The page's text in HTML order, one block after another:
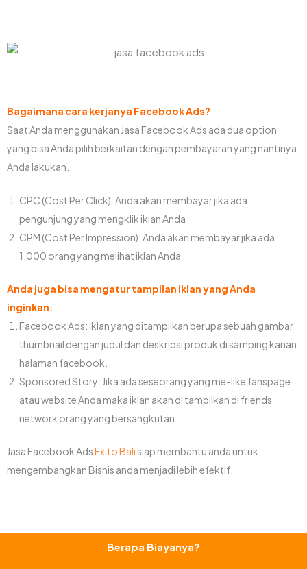
Bagaimana cara kerjanya Facebook Ads?
Saat Anda menggunakan Jasa Facebook Ads ada dua option
yang bisa Anda pilih berkaitan dengan pembayaran yang nantinya
Anda lakukan.
CPC (Cost Per Click): Anda akan membayar jika ada
pengunjung yang mengklik iklan Anda
CPM (Cost Per Impression): Anda akan membayar jika ada
1.000 orang yang melihat iklan Anda
Anda juga bisa mengatur tampilan iklan yang Anda
inginkan.
Facebook Ads: Iklan yang ditampilkan berupa sebuah gambar
thumbnail dengan judul dan deskripsi produk di samping kanan
halaman facebook.
Sponsored Story: Jika ada seseorang yang me-like fanspage
atau website Anda maka iklan akan di tampilkan di friends
network orang yang bersangkutan.
Jasa Facebook AdsExito Balisiap membantu anda untuk
mengembangkan Bisnis anda menjadi lebih efektif.
Berapa Biayanya?